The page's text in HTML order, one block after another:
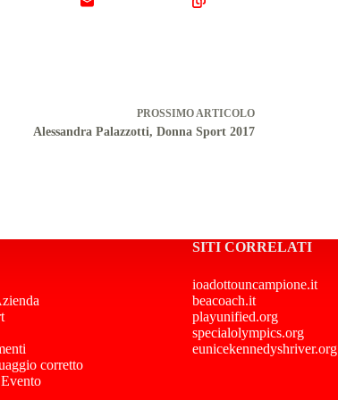
PROSSIMO ARTICOLO
Alessandra Palazzotti, Donna Sport 2017
corretto
SITI CORRELATI
ioadottouncampione.it
beacoach.it
playunified.org
specialolympics.org
eunicekennedyshriver.org